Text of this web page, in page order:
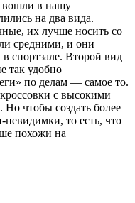
вошли в нашу
на два вида.
их лучше носить со
средними, и они
в спортзале. Второй вид
так удобно
по делам — самое то.
с высокими
чтобы создать более
невидимки, то есть, что
похожи на